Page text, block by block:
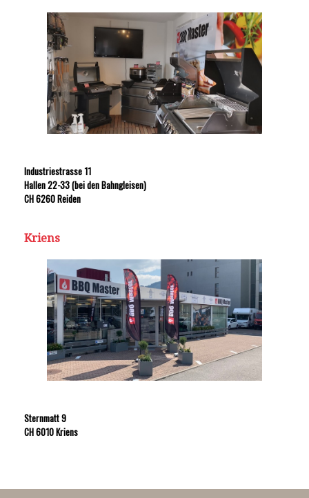
Industriestrasse 11
Hallen 22-33 (bei den Bahngleisen)
CH 6260 Reiden
Kriens
Sternmatt 9
CH 6010 Kriens